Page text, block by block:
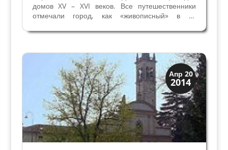
домов XV – XVI веков. Все путешественники
отмечали город, как «живописный» в те
камня и кирпича и мраморных разноцветных
радовали ещё и...
Апр 20
2014
Колокольни
Скрытая Верона